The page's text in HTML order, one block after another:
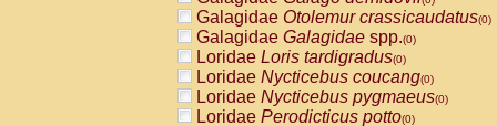
Galagidae Otolemur crassicaudatus(0)
Galagidae Galagidae spp.(0)
Loridae Loris tardigradus(0)
Loridae Nycticebus coucang(0)
Loridae Nycticebus pygmaeus(0)
Loridae Perodicticus potto(0)